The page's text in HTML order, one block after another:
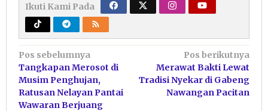
Ikuti Kami Pada
Navigasi
pos
Pos sebelumnya
Tangkapan Merosot di
Musim Penghujan,
Ratusan Nelayan Pantai
Wawaran Berjuang
Pos berikutnya
Merawat Bakti Lewat
Tradisi Nyekar di Gabeng
Nawangan Pacitan